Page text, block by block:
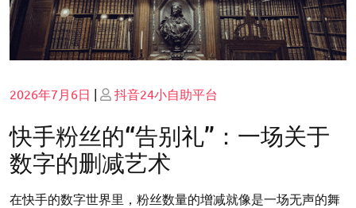
Posted
2026年7月6日 | Posted
抖音24小自助平台
快手粉丝的“告别礼”：一场关于
数字的删减艺术
在快手的数字世界里，粉丝数量的增减就像是一场无声的舞